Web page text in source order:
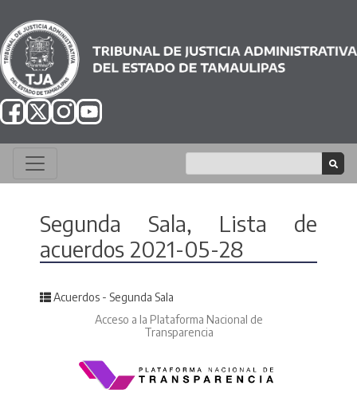
Segunda Sala, Lista de
acuerdos 2021-05-28
Posted in
Acuerdos - Segunda Sala
Acceso a la Plataforma Nacional de
Transparencia